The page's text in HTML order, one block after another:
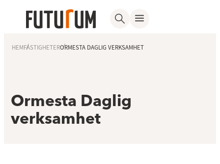
HEMFASTIGHETERORMESTA DAGLIG VERKSAMHET
Ormesta Daglig
verksamhet